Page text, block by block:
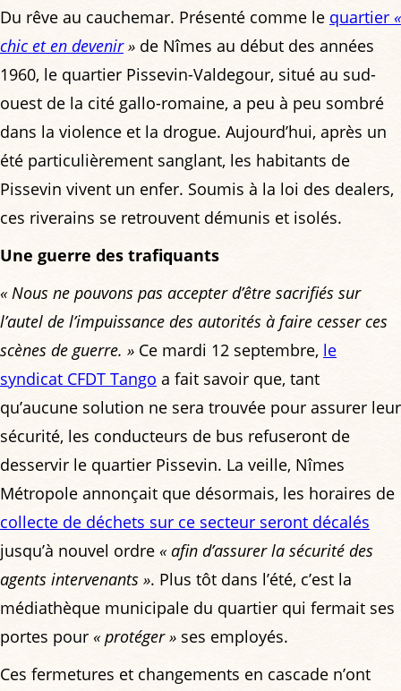
Du rêve au cauchemar. Présenté comme le quartier «
chic et en devenir» de Nîmes au début des années
1960, le quartier Pissevin-Valdegour, situé au sud-
ouest de la cité gallo-romaine, a peu à peu sombré
dans la violence et la drogue. Aujourd’hui, après un
été particulièrement sanglant, les habitants de
Pissevin vivent un enfer. Soumis à la loi des dealers,
ces riverains se retrouvent démunis et isolés.
Une guerre des trafiquants
« Nous ne pouvons pas accepter d’être sacrifiés sur
l’autel de l’impuissance des autorités à faire cesser ces
scènes de guerre. » Ce mardi 12 septembre, le
syndicat CFDT Tango a fait savoir que, tant
qu’aucune solution ne sera trouvée pour assurer leur
sécurité, les conducteurs de bus refuseront de
desservir le quartier Pissevin. La veille, Nîmes
Métropole annonçait que désormais, les horaires de
collecte de déchets sur ce secteur seront décalés
jusqu’à nouvel ordre « afin d’assurer la sécurité des
agents intervenants ». Plus tôt dans l’été, c’est la
médiathèque municipale du quartier qui fermait ses
portes pour « protéger » ses employés.
Ces fermetures et changements en cascade n’ont